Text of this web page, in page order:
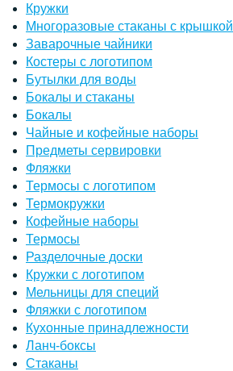
Кружки
Многоразовые стаканы с крышкой
Заварочные чайники
Костеры с логотипом
Бутылки для воды
Бокалы и стаканы
Бокалы
Чайные и кофейные наборы
Предметы сервировки
Фляжки
Термосы с логотипом
Термокружки
Кофейные наборы
Термосы
Разделочные доски
Кружки с логотипом
Мельницы для специй
Фляжки с логотипом
Кухонные принадлежности
Ланч-боксы
Стаканы